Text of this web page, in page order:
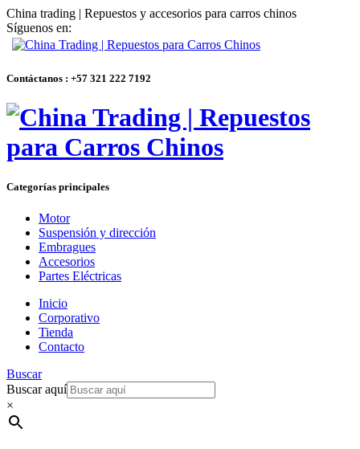
China trading | Repuestos y accesorios para carros chinos
Síguenos en:
Contáctanos : +57 321 222 7192
Categorías principales
Motor
Suspensión y dirección
Embragues
Accesorios
Partes Eléctricas
Inicio
Corporativo
Tienda
Contacto
Buscar
Buscar aquí
×